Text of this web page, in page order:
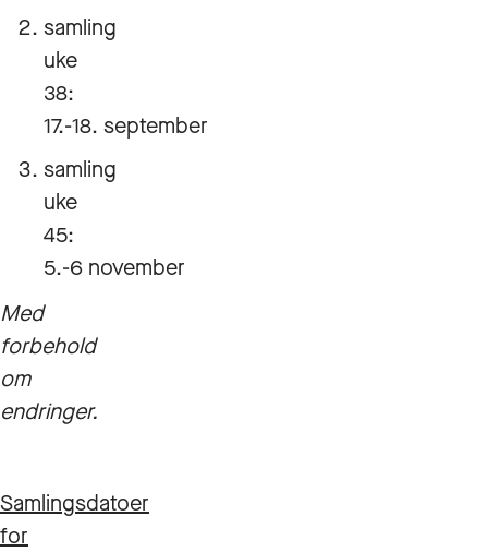
samling
uke
38:
17.-18. september
samling
uke
45:
5.-6 november
Med
forbehold
om
endringer.
Samlingsdatoer
for